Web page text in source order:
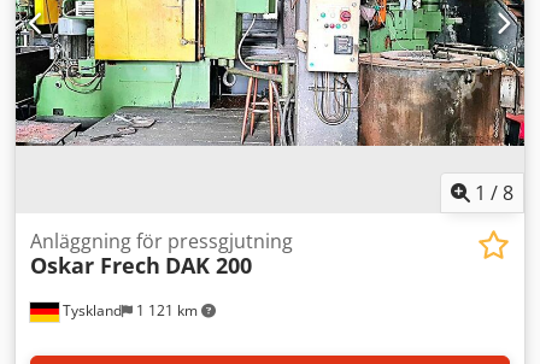
kW • Colosio automatisk skedningssystem. Dcedpfx
Aaozabp Sonsk Fungerande maskin för tillverkning av
aluminiumdetaljer upp till 6 kg skottvikt, i bruk senast april
2026. Köparen ansvarar för nedmontering, flytt och
transport.
1 /8
Tyskland 1 121 km
Anläggning för pressgjutning
Oskar Frech DAK 200